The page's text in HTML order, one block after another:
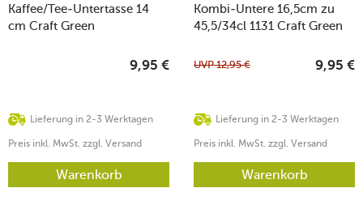
Kaffee/Tee-Untertasse 14
cm Craft Green
Lieferung in 2-3 Werktagen
9,95 €
Preis inkl. MwSt. zzgl. Versand
Warenkorb
Kombi-Untere 16,5cm zu
45,5/34cl 1131 Craft Green
Lieferung in 2-3 Werktagen
UVP12,95 € 9,95 €
Preis inkl. MwSt. zzgl. Versand
Warenkorb